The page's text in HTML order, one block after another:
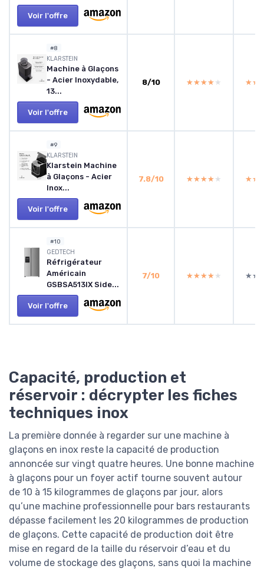
Voir l'offre
#8
KLARSTEIN
Machine à Glaçons
- Acier Inoxydable,
13...
Voir l'offre
8/10 ★★★★★
★★★★★
#9
‎KLARSTEIN
Klarstein Machine
à Glaçons - Acier
Inox...
Voir l'offre
7.8/10 ★★★★★
★★★★★
#10
GEDTECH
Réfrigérateur
Américain
GSBSA513IX Side...
Voir l'offre
7/10 ★★★★★
★★★★★
Capacité, production et
réservoir : décrypter les fiches
techniques inox
La première donnée à regarder sur une machine à
glaçons en inox reste la capacité de production
annoncée sur vingt quatre heures. Une bonne machine
à glaçons pour un foyer actif tourne souvent autour
de 10 à 15 kilogrammes de glaçons par jour, alors
qu’une machine professionnelle pour bars restaurants
dépasse facilement les 20 kilogrammes de production
de glaçons. Cette capacité de production doit être
mise en regard de la taille du réservoir d’eau et du
volume de stockage des glaçons, sans quoi la machine